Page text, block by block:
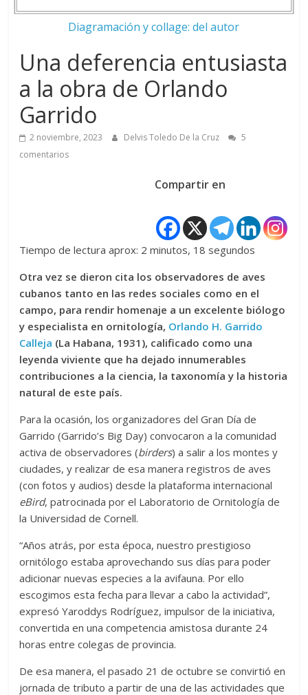
Diagramación y collage: del autor
Una deferencia entusiasta
a la obra de Orlando
Garrido
2 noviembre, 2023 Delvis Toledo De la Cruz
5
comentarios
Compartir en
Tiempo de lectura aprox: 2 minutos, 18 segundos
Otra vez se dieron cita los observadores de aves
cubanos tanto en las redes sociales como en el
campo, para rendir homenaje a un excelente biólogo
y especialista en ornitología, Orlando H. Garrido
Calleja (La Habana, 1931), calificado como una
leyenda viviente que ha dejado innumerables
contribuciones a la ciencia, la taxonomía y la historia
natural de este país.
Para la ocasión, los organizadores del Gran Día de
Garrido (Garrido’s Big Day) convocaron a la comunidad
activa de observadores (birders) a salir a los montes y
ciudades, y realizar de esa manera registros de aves
(con fotos y audios) desde la plataforma internacional
eBird, patrocinada por el Laboratorio de Ornitología de
la Universidad de Cornell.
“Años atrás, por esta época, nuestro prestigioso
ornitólogo estaba aprovechando sus días para poder
adicionar nuevas especies a la avifauna. Por ello
escogimos esta fecha para llevar a cabo la actividad”,
expresó Yaroddys Rodríguez, impulsor de la iniciativa,
convertida en una competencia amistosa durante 24
horas entre colegas de provincia.
De esa manera, el pasado 21 de octubre se convirtió en
jornada de tributo a partir de una de las actividades que